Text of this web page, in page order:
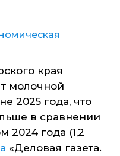
края
молочной
2025 года, что
в сравнении
2024 года (1,2
«Деловая газета.